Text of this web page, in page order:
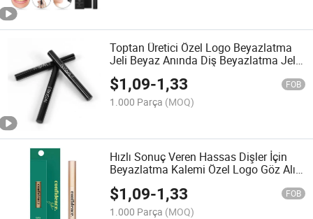
Toptan Üretici Özel Logo Beyazlatma
Jeli Beyaz Anında Diş Beyazlatma Jeli
Kalemi Yılların Lekelerini Giderir Ağız
Bakım Ürünleri
$1,09-1,33 FOB
1.000 Parça (MOQ)
Hızlı Sonuç Veren Hassas Dişler İçin
Beyazlatma Kalemi Özel Logo Göz Alıcı
$1,09-1,33 FOB
1.000 Parça (MOQ)